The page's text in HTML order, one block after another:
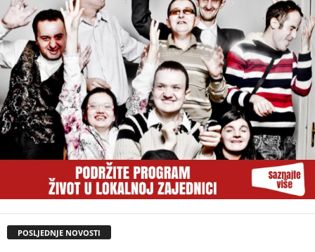
POSLJEDNJE NOVOSTI